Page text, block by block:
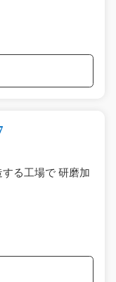
る工場で 研磨加